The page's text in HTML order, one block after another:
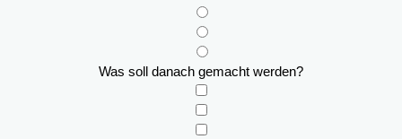
Was soll danach gemacht werden?